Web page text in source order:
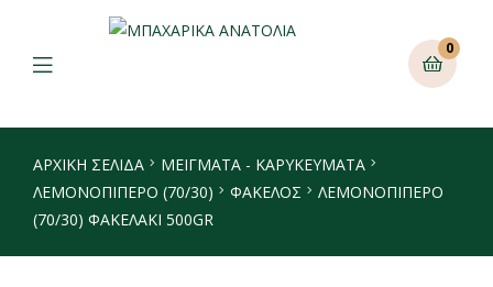
0
ΑΡΧΙΚΉ ΣΕΛΊΔΑ
ΜΕΙΓΜΑΤΑ - ΚΑΡΥΚΕΥΜΑΤΑ
ΛΕΜΟΝΟΠΊΠΕΡΟ (70/30)
ΦΆΚΕΛΟΣ
ΛΕΜΟΝΟΠΙΠΕΡΟ
(70/30) ΦΑΚΕΛΑΚΙ 500GR